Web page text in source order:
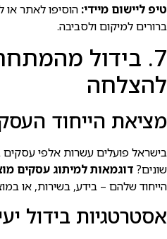
טיפ ליישום מיידי: הוסיפו לאתר או
ברורים למיקום ולסביבה.
7. בידול
להצלחה
מציאת הייחוד
בישראל פועלים עשרות אלפי
שונים? דוגמאות למיתוג עסקים
הייחוד שלהם – בידע, בשירות, או
אסטרטגיות בידול